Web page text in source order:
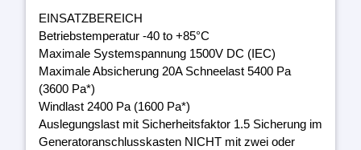
EINSATZBEREICH
Betriebstemperatur -40 to +85°C
Maximale Systemspannung 1500V DC (IEC)
Maximale Absicherung 20A Schneelast 5400 Pa
(3600 Pa*)
Windlast 2400 Pa (1600 Pa*)
Auslegungslast mit Sicherheitsfaktor 1.5 Sicherung im
Generatoranschlusskasten NICHT mit zwei oder